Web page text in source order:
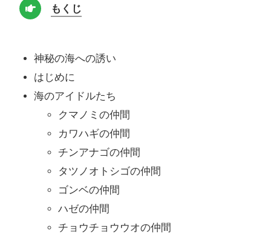
もくじ
神秘の海への誘い
はじめに
海のアイドルたち
クマノミの仲間
カワハギの仲間
チンアナゴの仲間
タツノオトシゴの仲間
ゴンベの仲間
ハゼの仲間
チョウチョウウオの仲間